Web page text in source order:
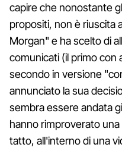
capire che nonostante
propositi, non è riuscita
Morgan" e ha scelto di
comunicati (il primo con
secondo in versione
annunciato la sua
sembra essere andata
hanno rimproverato
tatto, all'interno di una